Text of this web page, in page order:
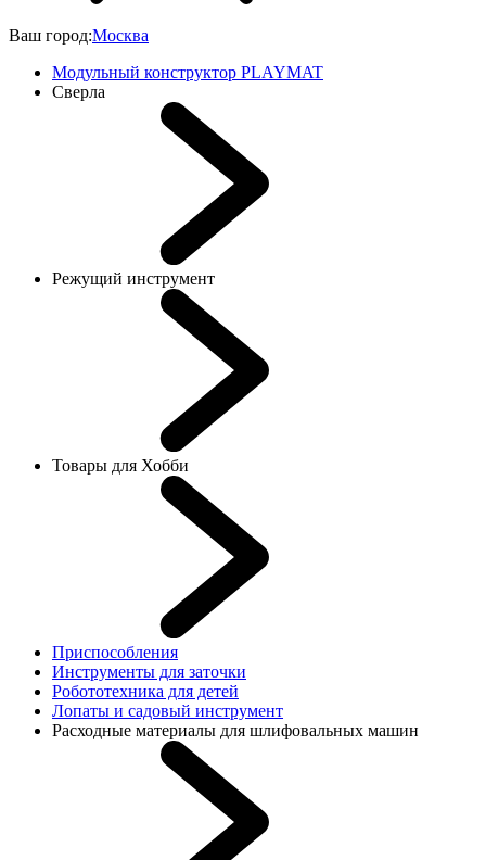
Ваш город:Москва
Модульный конструктор PLAYMAT
Сверла
Режущий инструмент
Товары для Хобби
Приспособления
Инструменты для заточки
Робототехника для детей
Лопаты и садовый инструмент
Расходные материалы для шлифовальных машин